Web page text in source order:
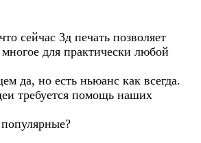
сейчас 3д печать позволяет
многое для практически любой
да, но есть ньюанс как всегда.
требуется помощь наших